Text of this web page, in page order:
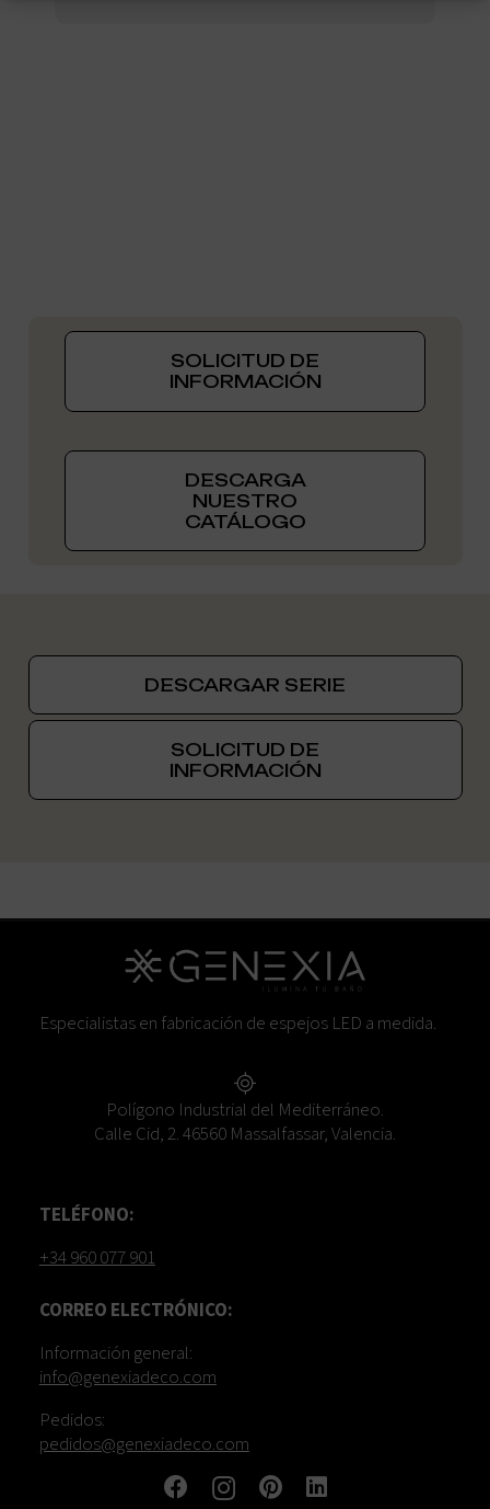
SOLICITUD DE
INFORMACIÓN
DESCARGA
NUESTRO
CATÁLOGO
DESCARGAR SERIE
SOLICITUD DE
INFORMACIÓN
Especialistas en fabricación de espejos LED a medida.
Polígono Industrial del Mediterráneo.
Calle Cid, 2. 46560 Massalfassar, Valencia.
TELÉFONO:
+34 960 077 901
CORREO ELECTRÓNICO:
Información general:
info@genexiadeco.com
Pedidos:
pedidos@genexiadeco.com